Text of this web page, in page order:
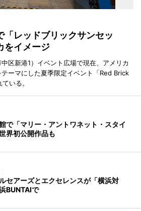
「レッドブリックサンセッ
をイメージ
区新港1）イベント広場で現在、アメリカ
ーマにした夏季限定イベント「Red Brick
いる。
で「マリー・アントワネット・スタイ
界初公開作品も
セアーズとエクセレンスが「横浜対
BUNTAIで